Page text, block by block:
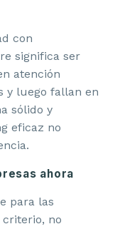
con
significa ser
atención
y luego fallan en
sólido y
eficaz no
ahora
para las
no